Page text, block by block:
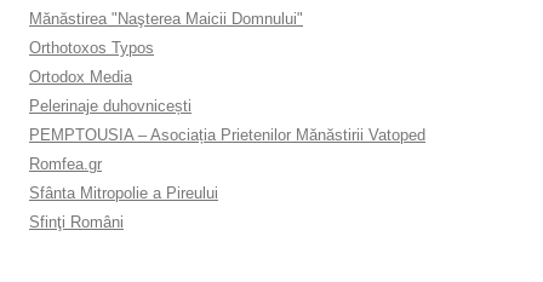
Mănăstirea "Naşterea Maicii Domnului"
Orthotoxos Typos
Ortodox Media
Pelerinaje duhovnicești
PEMPTOUSIA – Asociația Prietenilor Mănăstirii Vatoped
Romfea.gr
Sfânta Mitropolie a Pireului
Sfinţi Români